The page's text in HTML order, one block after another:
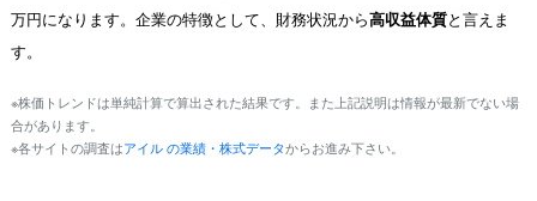
万円になります。企業の特徴として、財務状況から高収益体質と言えま
す。
※株価トレンドは単純計算で算出された結果です。また上記説明は情報が最新でない場
合があります。
※各サイトの調査はアイル の業績・株式データからお進み下さい。